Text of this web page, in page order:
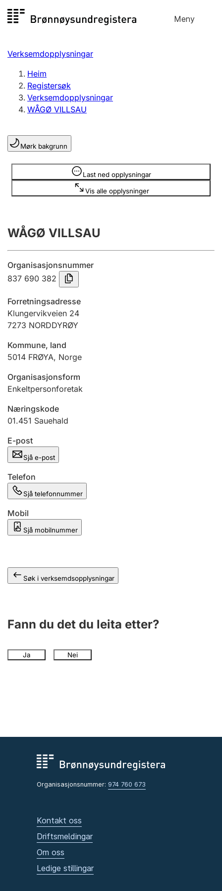
til
Meny
Registersøk
Aksjeselskap
Enkeltpersonføretak
Registrere, endre, slette
Lag og foreining
Registrere, endre, slette
Årsrekneskap
Innsending og forseinkingsgebyr
Jeger
Ektepaktrettleiaren
Andre tema
Verksemdopplysningar
Heim
Registersøk
Verksemdopplysningar
WÅGØ VILLSAU
Mørk bakgrunn
Last ned opplysningar
Vis alle opplysninger
Opplysninger er skjult
WÅGØ VILLSAU
Organisasjonsnummer
837 690 382
Forretningsadresse
Klungervikveien 24
7273 NORDDYRØY
Kommune, land
5014 FRØYA, Norge
Organisasjonsform
Enkeltpersonforetak
Næringskode
01.451 Sauehald
E-post
Sjå e-post
Telefon
Sjå telefonnummer
Mobil
Sjå mobilnummer
Søk i verksemdsopplysningar
Fann du det du leita etter?
Ja Nei
Organisasjonsnummer: 974 760 673
Kontakt oss
Driftsmeldingar
Om oss
Ledige stillingar